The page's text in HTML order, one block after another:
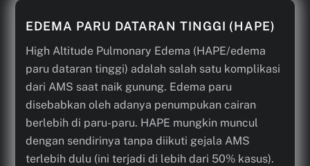
EDEMA PARU DATARAN TINGGI (HAPE)
High Altitude Pulmonary Edema (HAPE/edema
paru dataran tinggi) adalah salah satu komplikasi
dari AMS saat naik gunung. Edema paru
disebabkan oleh adanya penumpukan cairan
berlebih di paru-paru. HAPE mungkin muncul
dengan sendirinya tanpa diikuti gejala AMS
terlebih dulu (ini terjadi di lebih dari 50% kasus).